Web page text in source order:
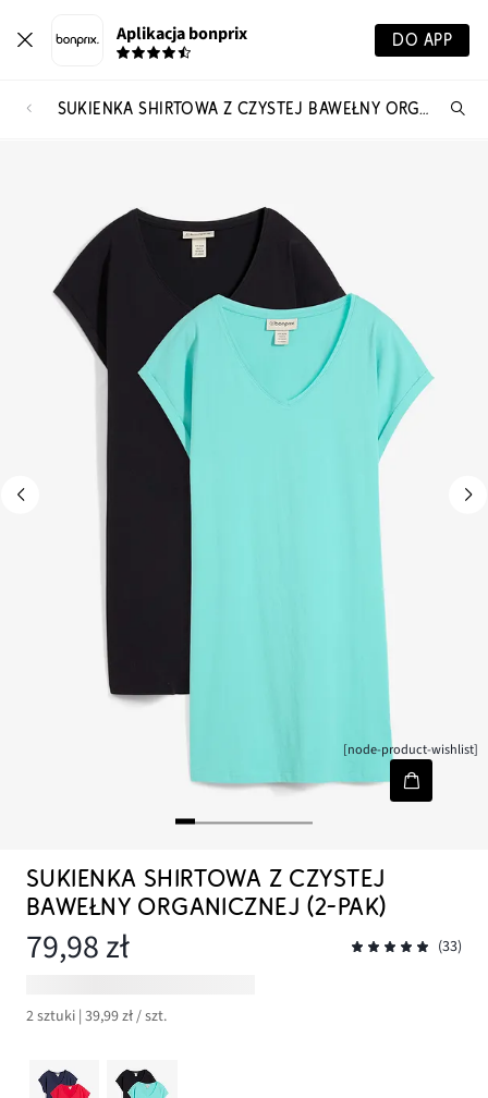
Aplikacja bonprix DO APP
SUKIENKA SHIRTOWA Z CZYSTEJ BAWEŁNY ORGANICZNEJ (2-PAK)
[node-product-wishlist]
SUKIENKA SHIRTOWA Z CZYSTEJ
BAWEŁNY ORGANICZNEJ (2-PAK)
79,98 zł (33)
2 sztuki | 39,99 zł / szt.